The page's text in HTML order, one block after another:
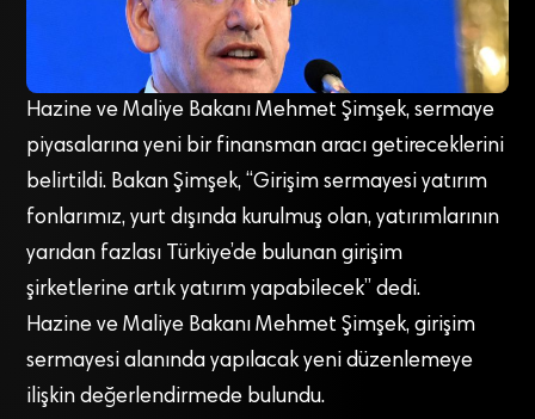
Hazine ve Maliye Bakanı Mehmet Şimşek, sermaye
piyasalarına yeni bir finansman aracı getireceklerini
belirtildi. Bakan Şimşek, “Girişim sermayesi yatırım
fonlarımız, yurt dışında kurulmuş olan, yatırımlarının
yarıdan fazlası Türkiye’de bulunan girişim
şirketlerine artık yatırım yapabilecek” dedi.
Hazine ve Maliye Bakanı Mehmet Şimşek, girişim
sermayesi alanında yapılacak yeni düzenlemeye
ilişkin değerlendirmede bulundu.